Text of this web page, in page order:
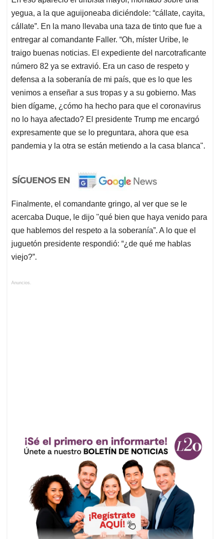
yegua, a la que aguijoneaba diciéndole: “cállate, cayita,
cállate”. En la mano llevaba una taza de tinto que fue a
entregar al comandante Faller. “Oh, míster Uribe, le
traigo buenas noticias. El expediente del narcotraficante
número 82 ya se extravió. Era un caso de respeto y
defensa a la soberanía de mi país, que es lo que les
venimos a enseñar a sus tropas y a su gobierno. Mas
bien dígame, ¿cómo ha hecho para que el coronavirus
no lo haya afectado? El presidente Trump me encargó
expresamente que se lo preguntara, ahora que esa
pandemia y la otra se están metiendo a la casa blanca".
Finalmente, el comandante gringo, al ver que se le
acercaba Duque, le dijo "qué bien que haya venido para
que hablemos del respeto a la soberanía”. A lo que el
juguetón presidente respondió: “¿de qué me hablas
viejo?”.
Anuncios.